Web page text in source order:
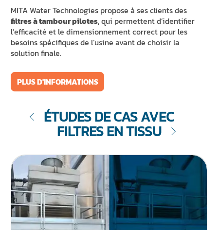
MITA Water Technologies propose à ses clients des
filtres à tambour pilotes, qui permettent d’identifier
l’efficacité et le dimensionnement correct pour les
besoins spécifiques de l’usine avant de choisir la
solution finale.
PLUS D'INFORMATIONS
ÉTUDES DE CAS AVEC
FILTRES EN TISSU